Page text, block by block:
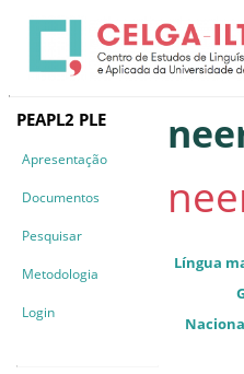
PEAPL2 PLE
Apresentação
Documentos
Pesquisar
Metodologia
Login
Língua